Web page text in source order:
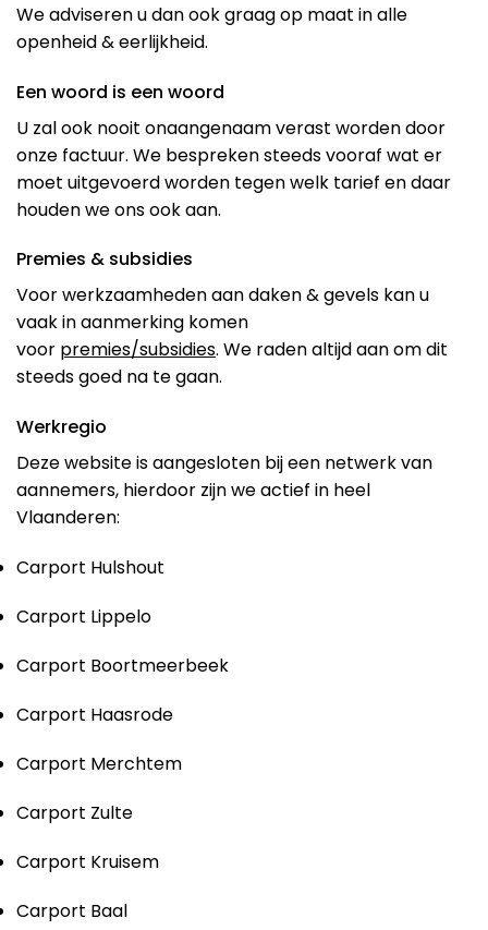
We adviseren u dan ook graag op maat in alle
openheid & eerlijkheid.
Een woord is een woord
U zal ook nooit onaangenaam verast worden door
onze factuur. We bespreken steeds vooraf wat er
moet uitgevoerd worden tegen welk tarief en daar
houden we ons ook aan.
Premies & subsidies
Voor werkzaamheden aan daken & gevels kan u
vaak in aanmerking komen
voor premies/subsidies. We raden altijd aan om dit
steeds goed na te gaan.
Werkregio
Deze website is aangesloten bij een netwerk van
aannemers, hierdoor zijn we actief in heel
Vlaanderen:
Carport Hulshout
Carport Lippelo
Carport Boortmeerbeek
Carport Haasrode
Carport Merchtem
Carport Zulte
Carport Kruisem
Carport Baal